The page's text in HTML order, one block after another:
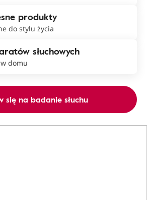
produkty
do stylu życia
słuchowych
domu
się na badanie słuchu